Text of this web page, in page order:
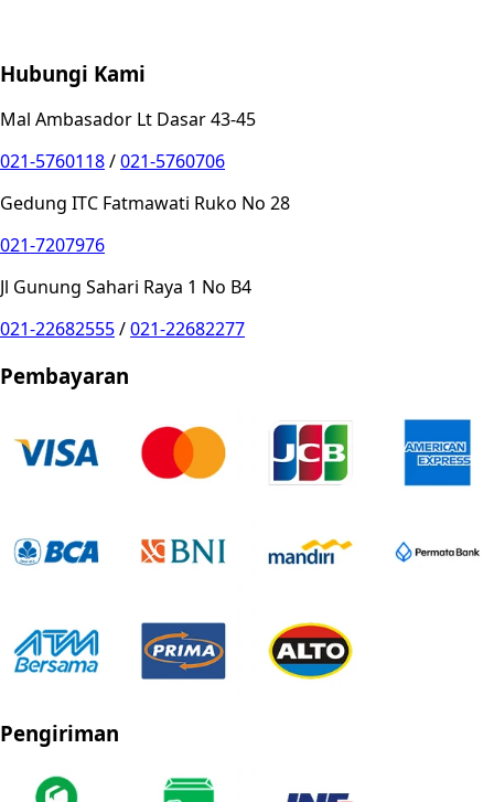
Hubungi Kami
Mal Ambasador Lt Dasar 43-45
021-5760118/021-5760706
Gedung ITC Fatmawati Ruko No 28
021-7207976
Jl Gunung Sahari Raya 1 No B4
021-22682555/021-22682277
Pembayaran
Pengiriman